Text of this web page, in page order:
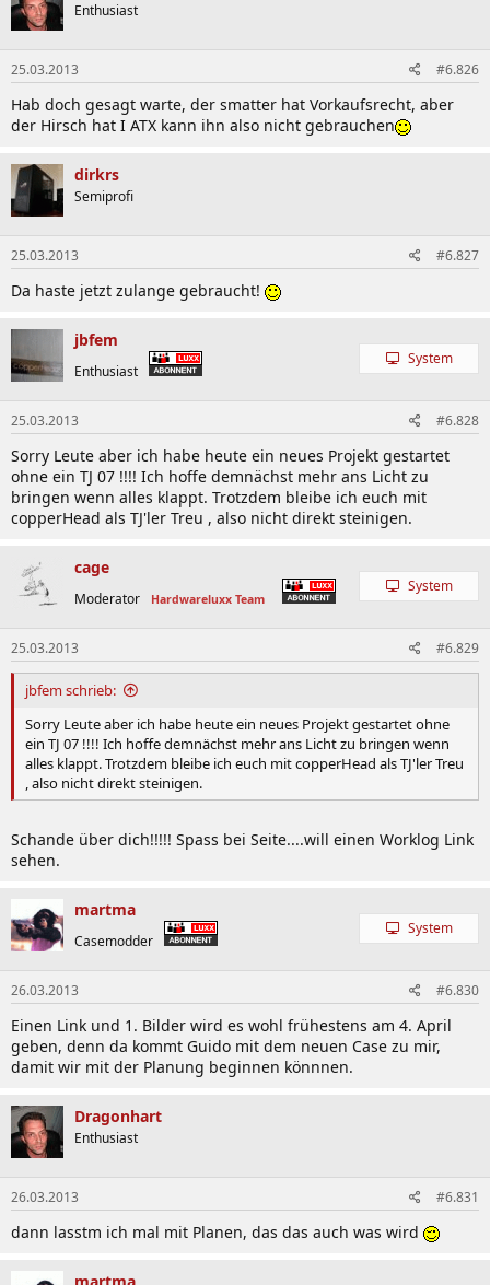
Enthusiast
25.03.2013 #6.826
Hab doch gesagt warte, der smatter hat Vorkaufsrecht, aber
der Hirsch hat I ATX kann ihn also nicht gebrauchen
dirkrs
Semiprofi
25.03.2013 #6.827
Da haste jetzt zulange gebraucht!
jbfem
Enthusiast
System
25.03.2013 #6.828
Sorry Leute aber ich habe heute ein neues Projekt gestartet
ohne ein TJ 07 !!!! Ich hoffe demnächst mehr ans Licht zu
bringen wenn alles klappt. Trotzdem bleibe ich euch mit
copperHead als TJ'ler Treu , also nicht direkt steinigen.
cage
Moderator Hardwareluxx Team
System
25.03.2013 #6.829
jbfem schrieb:
Sorry Leute aber ich habe heute ein neues Projekt gestartet ohne
ein TJ 07 !!!! Ich hoffe demnächst mehr ans Licht zu bringen wenn
alles klappt. Trotzdem bleibe ich euch mit copperHead als TJ'ler Treu
, also nicht direkt steinigen.
Schande über dich!!!!! Spass bei Seite....will einen Worklog Link
sehen.
martma
Casemodder
System
26.03.2013 #6.830
Einen Link und 1. Bilder wird es wohl frühestens am 4. April
geben, denn da kommt Guido mit dem neuen Case zu mir,
damit wir mit der Planung beginnen könnnen.
Dragonhart
Enthusiast
26.03.2013 #6.831
dann lasstm ich mal mit Planen, das das auch was wird